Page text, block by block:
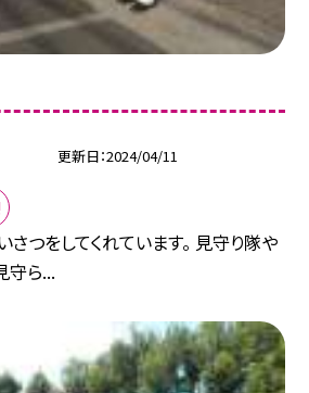
更新日 2024/04/11
つをしてくれています。 見守り隊や
守ら...